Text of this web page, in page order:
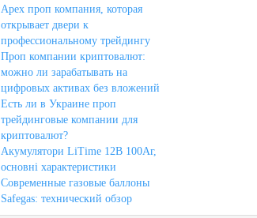
Apex проп компания, которая
открывает двери к
профессиональному трейдингу
Проп компании криптовалют:
можно ли зарабатывать на
цифровых активах без вложений
Есть ли в Украине проп
трейдинговые компании для
криптовалют?
Акумулятори LiTime 12В 100Аг,
основні характеристики
Современные газовые баллоны
Safegas: технический обзор